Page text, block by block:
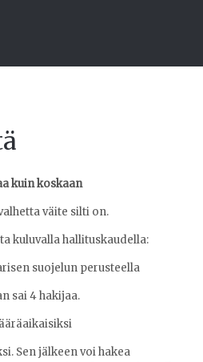
kuin koskaan
väite silti on.
kuluvalla hallituskaudella:
suojelun perusteella
sai 4 hakijaa.
Sen jälkeen voi hakea